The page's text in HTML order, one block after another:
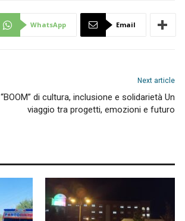
WhatsApp Email
Next article
“BOOM” di cultura, inclusione e solidarietà Un
viaggio tra progetti, emozioni e futuro